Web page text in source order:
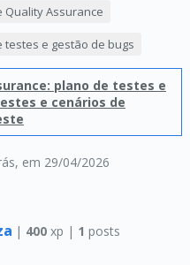
, em 29/04/2026
Quality Assurance
testes e gestão de bugs
plano de testes e
e cenários de
| 400xp | 1 posts